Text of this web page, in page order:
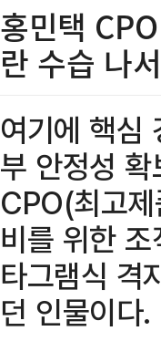
홍민택
란 수습 나서
여기에 핵심
부 안정성
CPO(최고
비를 위한
타그램식 격
던 인물이다.